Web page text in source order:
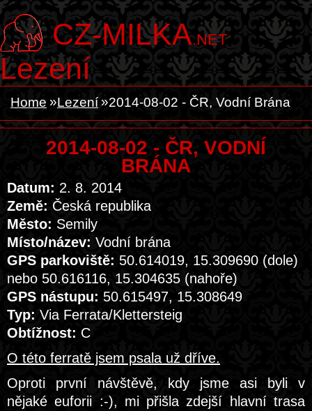
CZ-MILKA.NET
Lezení
Home Lezení 2014-08-02 - ČR, Vodní Brána
2014-08-02 - ČR, VODNÍ
BRÁNA
Datum: 2. 8. 2014
Země: Česká republika
Město: Semily
Místo/název: Vodní brána
GPS parkoviště: 50.614019, 15.309690 (dole)
nebo 50.616116, 15.304635 (nahoře)
GPS nástupu: 50.615497, 15.308649
Typ: Via Ferrata/Klettersteig
Obtížnost: C
O této ferratě jsem psala už dříve.
Oproti první návštěvě, kdy jsme asi byli v
nějaké euforii :-), mi přišla zdejší hlavní trasa